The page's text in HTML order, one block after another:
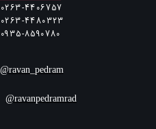
0263-4406757
0263-4480323
ravan_pedram@
ravanpedramrad@